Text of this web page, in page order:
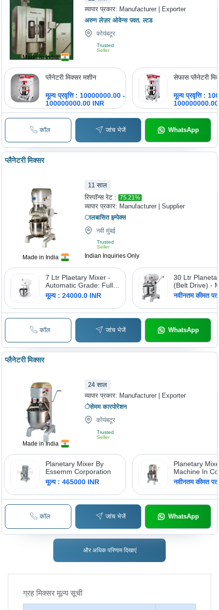
Made in India
व्यापार प्रकार: Manufacturer | Exporter
अरुण लेज़र ओवेन्स पवत. ल्टड
कोयंबटूर
Trusted
Seller
प्लैनेटरी मिक्सर मशीन
मूल्य प्रवृत्ति : 10000000.00 -
100000000.00 INR
सेफास प्लैनेटरी
मूल्य प्रवृत्ति :
कॉल जांच भेजें WhatsApp
Made in India
प्लैनेटरी मिक्सर
11 साल
रिस्पॉन्स रेट : 75.21%
व्यापार प्रकार: Manufacturer | Supplier
ालबासित इम्पेक्स
नवी मुंबई
Trusted
Seller
Indian Inquiries Only
7 Ltr Plaetary Mixer -
Automatic Grade: Fully
Automatic
मूल्य : 24000.0 INR
30 Ltr
(Belt Drive) -
Stainless Steel
नवीनतम कीमत
कॉल जांच भेजें WhatsApp
Made in India
प्लैनेटरी मिक्सर
24 साल
व्यापार प्रकार: Manufacturer | Exporter
ेसेमम कारपोरेशन
कोयंबटूर
Trusted
Seller
Planetary Mixer By
Essemm Corporation
मूल्य : 465000 INR
Planetary
Machine In
Essemm
नवीनतम कीमत
कॉल जांच भेजें WhatsApp
और अधिक परिणाम दिखाएं
ग्रह मिक्सर मूल्य सूची